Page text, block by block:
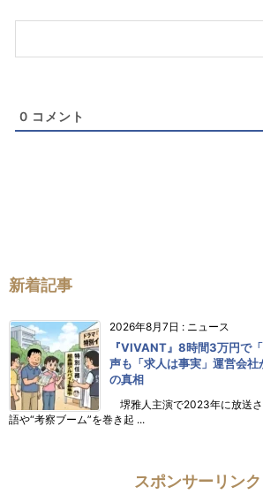
意）
0 コメント
新着記事
2026年8月7日 : ニュース
『VIVANT』8時間3万円で
声も「求人は事実」運営会社
の真相
堺雅人主演で2023年に放送
語や“考察ブーム”を巻き起 ...
スポンサーリンク